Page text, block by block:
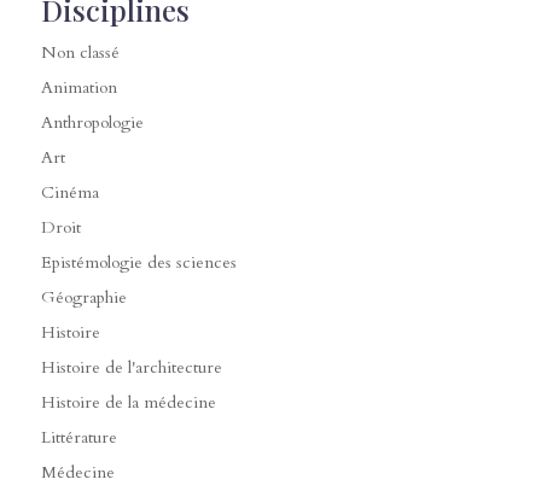
Disciplines
Non classé
Animation
Anthropologie
Art
Cinéma
Droit
Epistémologie des sciences
Géographie
Histoire
Histoire de l'architecture
Histoire de la médecine
Littérature
Médecine